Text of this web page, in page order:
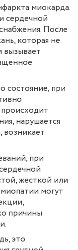
миокарда.
сердечной
После
которая не
вызывает
состояние, при
происходит
нарушается
возникает
при
жесткой или
могут
причины
это